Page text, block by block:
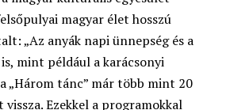
magyar élet hosszú
„Az anyák napi ünnepség és a
mint például a karácsonyi
„Három tánc” már több mint 20
Ezekkel a programokkal